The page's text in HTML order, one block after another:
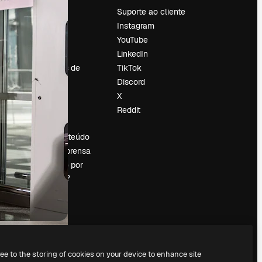
Preços
Sobre nós
Tendências de
pesquisa
Blog
Eventos
Slidesgo
Vender conteúdo
Sala de imprensa
Procurando por
magnific.ai?
Suporte ao cliente
Instagram
YouTube
LinkedIn
TikTok
Discord
X
Reddit
to the storing of cookies on your device to enhance site